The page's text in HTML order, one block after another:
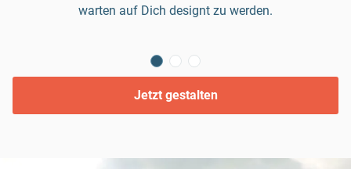
warten auf Dich designt zu werden.
Jetzt gestalten